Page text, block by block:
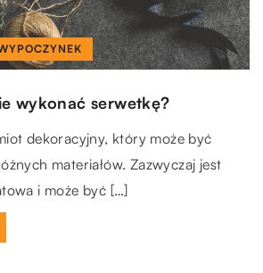
wykonać serwetkę?
dekoracyjny, który może być
materiałów. Zazwyczaj jest
i może być […]